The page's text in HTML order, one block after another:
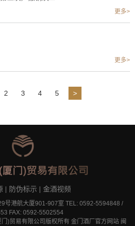
更多>
更多>
2 3 4 5 >
| 防伪标示 | 金酒视频
号港航大厦901-907室 TEL: 0592-5594848 /
FAX: 0592-5502554
)贸易有限公司版权所有 金门酒厂官方网站 闽